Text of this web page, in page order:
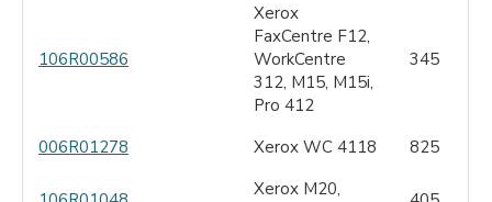
106R00586
Xerox
FaxCentre F12,
WorkCentre
312, M15, M15i,
Pro 412
345
006R01278 Xerox WC 4118 825
Xerox M20,